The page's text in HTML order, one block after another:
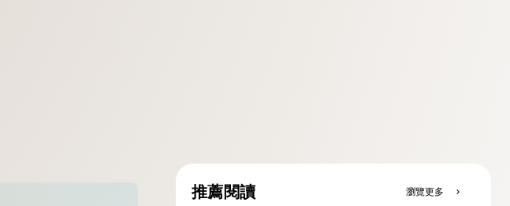
推薦閱讀 瀏覽更多 chevron_right